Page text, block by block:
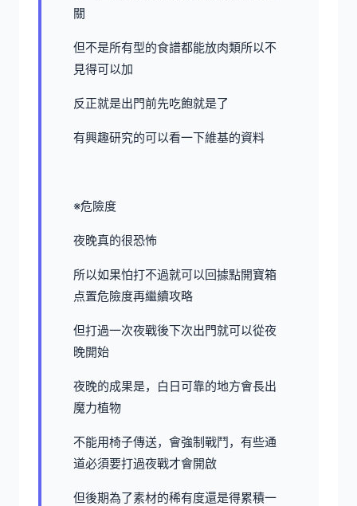
關
但不是所有型的食譜都能放肉類所以不
見得可以加
反正就是出門前先吃飽就是了
有興趣研究的可以看一下維基的資料
※危險度
夜晚真的很恐怖
所以如果怕打不過就可以回據點開寶箱
点置危險度再繼續攻略
但打過一次夜戰後下次出門就可以從夜
晚開始
夜晚的成果是，白日可靠的地方會長出
魔力植物
不能用椅子傳送，會強制戰鬥，有些通
道必須要打過夜戰才會開啟
但後期為了素材的稀有度還是得累積一